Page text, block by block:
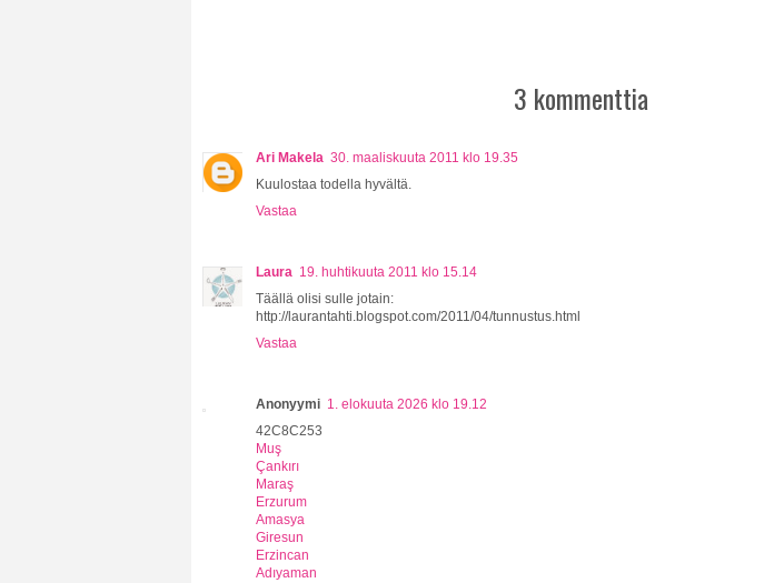
3 kommenttia
Ari Makela 30. maaliskuuta 2011 klo 19.35
Kuulostaa todella hyvältä.
Vastaa
Laura 19. huhtikuuta 2011 klo 15.14
Täällä olisi sulle jotain:
http://laurantahti.blogspot.com/2011/04/tunnustus.html
Vastaa
Anonyymi 1. elokuuta 2026 klo 19.12
42C8C253
Muş
Çankırı
Maraş
Erzurum
Amasya
Giresun
Erzincan
Adıyaman